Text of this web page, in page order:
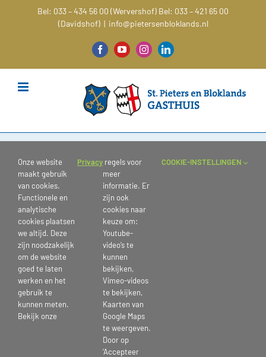
Bel: 033 – 434 56 00 (Wervershof) Bel: 033 – 421 65 00
(Davidshof) | info@pietersenbloklands.nl
FacebookYouTubeInstagramLinkedIn
Onze website
maakt gebruik
van cookies.
Functionele en
analytische
cookies plaatsen
we altijd. Deze
zijn noodzakelijk
om de website
goed te laten
werken en het
gebruik te
kunnen meten.
Bekijk onze
Privacy regels voor
meer
informatie. Er
zijn ook
cookies naar
keuze om:
Youtube-
video’s te
kunnen
bekijken,
Vimeo-videos
te bekijken,
Kaarten van
Google Maps
te weergeven.
Door op
‘Accepteer
COOKIE-INSTELLINGEN